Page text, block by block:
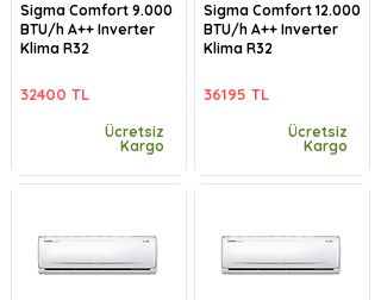
Sigma Comfort 9.000
BTU/h A++ Inverter
Klima R32
32400 TL
Ücretsiz
Kargo
Sigma Comfort 12.000
BTU/h A++ Inverter
Klima R32
36195 TL
Ücretsiz
Kargo